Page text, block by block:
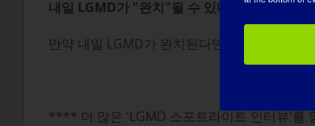
내일 LGMD가 "완치"될 수 있다면 가장 먼저
만약 내일 LGMD가 완치된다면 가장 먼저 하
**** 더 많은 'LGMD 스포트라이트 인터뷰'를